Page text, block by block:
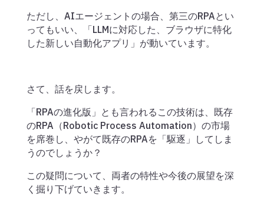
ただし、AIエージェントの場合、第三のRPAとい
ってもいい、「LLMに対応した、ブラウザに特化
した新しい自動化アプリ」が動いています。
さて、話を戻します。
「RPAの進化版」とも言われるこの技術は、既存
のRPA（Robotic Process Automation）の市場
を席巻し、やがて既存のRPAを「駆逐」してしま
うのでしょうか？
この疑問について、両者の特性や今後の展望を深
く掘り下げていきます。